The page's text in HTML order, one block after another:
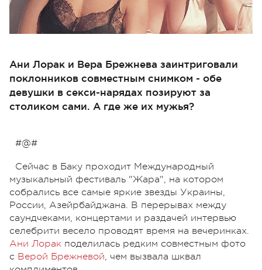
Ани Лорак и Вера Брежнева заинтриговали
поклонников совместным снимком - обе
девушки в секси-нарядах позируют за
столиком сами. А где же их мужья?
#@#
Сейчас в Баку проходит Международный
музыкальный фестиваль "Жара", на котором
собрались все самые яркие звезды Украины,
России, Азейрбайджана. В перерывах между
саундчеками, концертами и раздачей интервью
селебрити весело проводят время на вечеринках.
Ани Лорак поделилась редким совместным фото
с Верой Брежневой, чем вызвала шквал